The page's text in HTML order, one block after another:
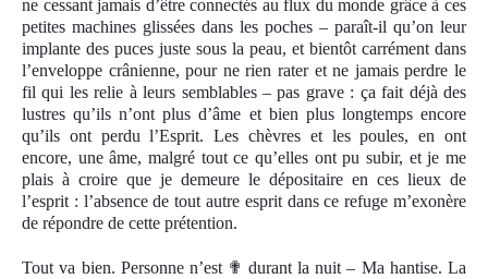
ne cessant jamais d’être connectés au flux du monde grâce à ces
petites machines glissées dans les poches – paraît-il qu’on leur
implante des puces juste sous la peau, et bientôt carrément dans
l’enveloppe crânienne, pour ne rien rater et ne jamais perdre le
fil qui les relie à leurs semblables – pas grave : ça fait déjà des
lustres qu’ils n’ont plus d’âme et bien plus longtemps encore
qu’ils ont perdu l’Esprit. Les chèvres et les poules, en ont
encore, une âme, malgré tout ce qu’elles ont pu subir, et je me
plais à croire que je demeure le dépositaire en ces lieux de
l’esprit : l’absence de tout autre esprit dans ce refuge m’exonère
de répondre de cette prétention.
Tout va bien. Personne n’est ✟ durant la nuit – Ma hantise. La